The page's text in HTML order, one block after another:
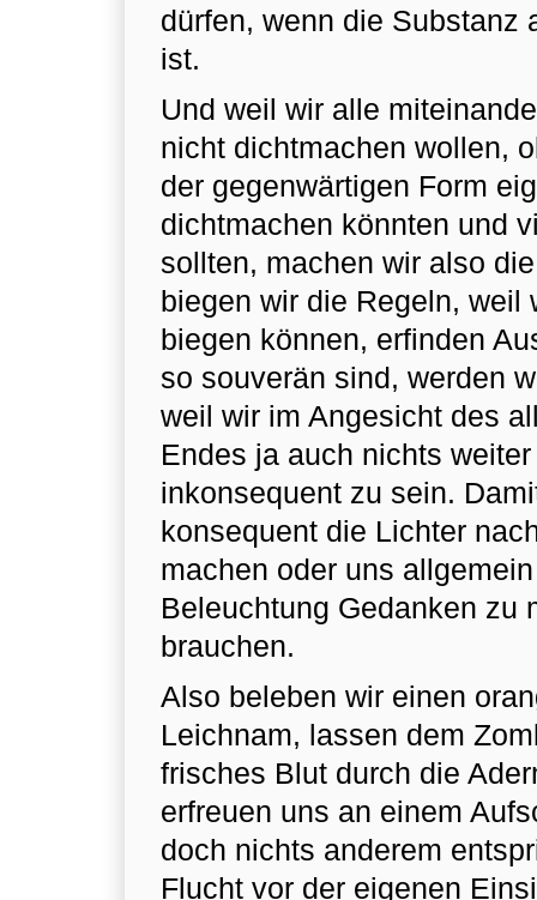
dürfen, wenn die Substanz
ist.
Und weil wir alle
nicht dichtmachen wollen,
der gegenwärtigen Form
dichtmachen könnten und
sollten, machen wir also
biegen wir die Regeln, weil
biegen können, erfinden
so souverän sind, werden
weil wir im Angesicht des
Endes ja auch nichts
inkonsequent zu sein.
konsequent die Lichter
machen oder uns
Beleuchtung Gedanken zu
brauchen.
Also beleben wir einen
Leichnam, lassen dem
frisches Blut durch die
erfreuen uns an einem
doch nichts anderem
Flucht vor der eigenen